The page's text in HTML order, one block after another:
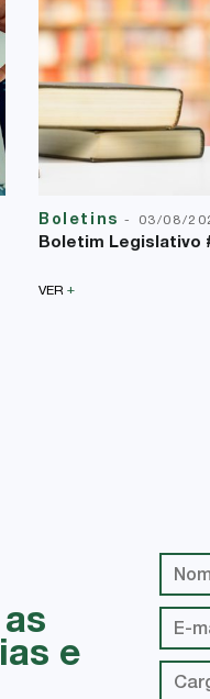
Boletins- 03/08/
Boletim Legislativo
VER +
e